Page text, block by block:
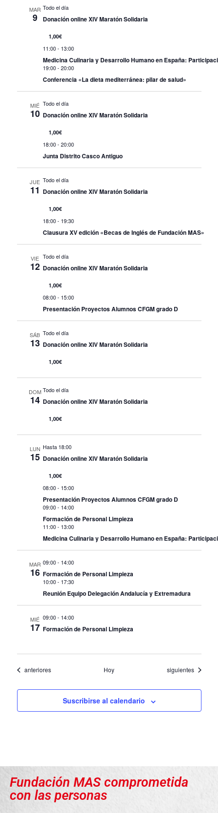
MAR
9
Todo el día
Donación online XIV Maratón Solidaria
1,00€
11:00- 13:00
Medicina Culinaria y Desarrollo Humano en España:
19:00- 20:00
Conferencia «La dieta mediterránea: pilar de salud»
MIÉ
10
Todo el día
Donación online XIV Maratón Solidaria
1,00€
18:00- 20:00
Junta Distrito Casco Antiguo
JUE
11
Todo el día
Donación online XIV Maratón Solidaria
1,00€
18:00- 19:30
Clausura XV edición «Becas de Inglés de Fundación MAS»
VIE
12
Todo el día
Donación online XIV Maratón Solidaria
1,00€
08:00- 15:00
Presentación Proyectos Alumnos CFGM grado D
SÁB
13
Todo el día
Donación online XIV Maratón Solidaria
1,00€
DOM
14
Todo el día
Donación online XIV Maratón Solidaria
1,00€
LUN
15
Hasta 18:00
Donación online XIV Maratón Solidaria
1,00€
08:00- 15:00
Presentación Proyectos Alumnos CFGM grado D
09:00- 14:00
Formación de Personal Limpieza
11:00- 13:00
Medicina Culinaria y Desarrollo Humano en España:
MAR
16
09:00- 14:00
Formación de Personal Limpieza
10:00- 17:30
Reunión Equipo Delegación Andalucía y Extremadura
MIÉ
17
09:00- 14:00
Formación de Personal Limpieza
Eventos
anteriores Hoy Eventos
siguientes
Suscribirse al calendario
Fundación MAS comprometida
con las personas